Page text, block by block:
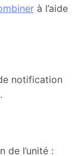
à l’aide
notification
de l’unité :